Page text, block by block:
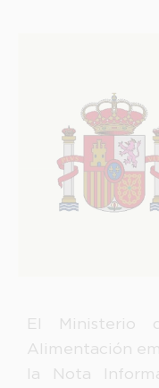
El Ministerio
Alimentación
la Nota
Información